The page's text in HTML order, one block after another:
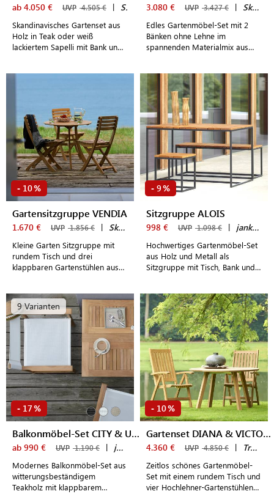
ab 4.050 € UVP 4.505 € | Skagerak by Fritz Hansen
Skandinavisches Gartenset aus
Holz in Teak oder weiß
lackiertem Sapelli mit Bank und
3.080 € UVP 3.427 € | Skagerak by Fritz Hansen
Edles Gartenmöbel-Set mit 2
Bänken ohne Lehne im
spannenden Materialmix aus
- 10%
Gartensitzgruppe VENDIA
1.670 € UVP 1.856 € | Skagerak by Fritz Hansen
Kleine Garten Sitzgruppe mit
rundem Tisch und drei
klappbaren Gartenstühlen aus
- 9 %
Sitzgruppe ALOIS
998 € UVP 1.098 € | jankurtz
Hochwertiges Gartenmöbel-Set
aus Holz und Metall als
Sitzgruppe mit Tisch, Bank und
9 Varianten
- 17%
Balkonmöbel-Set CITY & URBAN
ab 990 € UVP 1.190 € | jankurtz
Modernes Balkonmöbel-Set aus
witterungsbeständigem
Teakholz mit klappbarem
- 10%
Gartenset DIANA & VICTORIA
4.360 € UVP 4.850 € | Traditional Teak
Zeitlos schönes Gartenmöbel-
Set mit einem rundem Tisch und
vier Hochlehner-Gartenstühlen